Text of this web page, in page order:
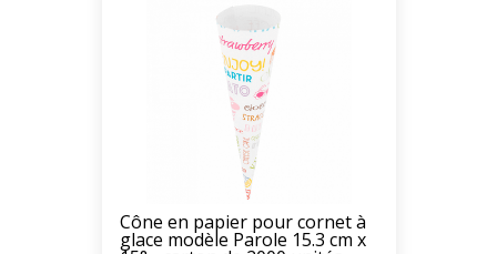
Cône en papier pour cornet à
glace modèle Parole 15.3 cm x